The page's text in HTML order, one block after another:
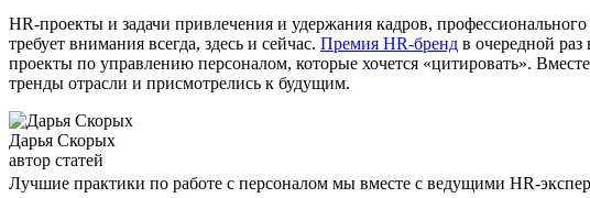
HR-проекты и задачи привлечения и удержания кадров,
требует внимания всегда, здесь и сейчас. Премия HR-бренд в очередной
проекты по управлению персоналом, которые хочется «цитировать».
тренды отрасли и присмотрелись к будущим.
Дарья Скорых
автор статей
Лучшие практики по работе с персоналом мы вместе с ведущими HR-